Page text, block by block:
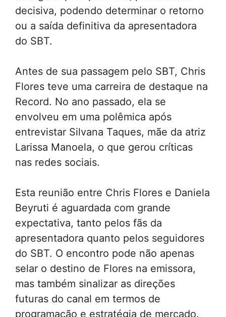
decisiva, podendo determinar o retorno
ou a saída definitiva da apresentadora
do SBT.
Antes de sua passagem pelo SBT, Chris
Flores teve uma carreira de destaque na
Record. No ano passado, ela se
envolveu em uma polêmica após
entrevistar Silvana Taques, mãe da atriz
Larissa Manoela, o que gerou críticas
nas redes sociais.
Esta reunião entre Chris Flores e Daniela
Beyruti é aguardada com grande
expectativa, tanto pelos fãs da
apresentadora quanto pelos seguidores
do SBT. O encontro pode não apenas
selar o destino de Flores na emissora,
mas também sinalizar as direções
futuras do canal em termos de
programação e estratégia de mercado.